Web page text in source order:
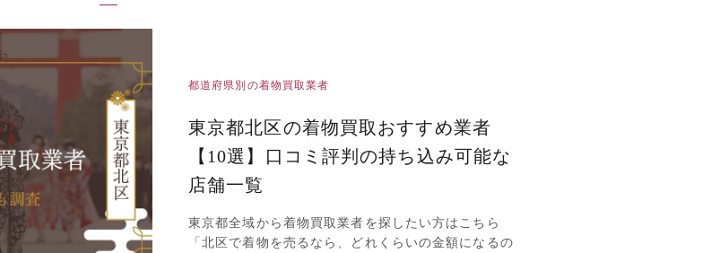
都道府県別の着物買取業者
東京都北区の着物買取おすすめ業者
【10選】口コミ評判の持ち込み可能な
店舗一覧
東京都全域から着物買取業者を探したい方はこちら
「北区で着物を売るなら、どれくらいの金額になるの